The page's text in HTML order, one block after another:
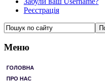
Реєстрація
Меню
ГОЛОВНА
ПРО НАС